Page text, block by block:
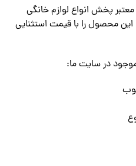
پخش انواع لوازم خانگی
محصول را با قیمت استثنایی
در سایت ما: